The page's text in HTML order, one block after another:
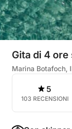
Gita di 4
Marina Botafoch,
5
103 RECENSIONI